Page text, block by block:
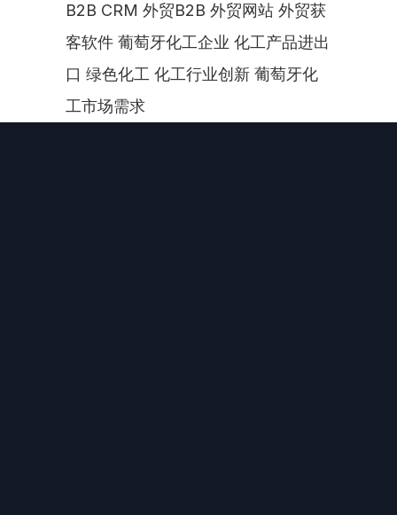
B2B CRM 外贸B2B 外贸网站 外贸获
客软件 葡萄牙化工企业 化工产品进出
口 绿色化工 化工行业创新 葡萄牙化
工市场需求